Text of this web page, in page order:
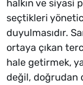
halkın ve siyasi
seçtikleri
duyulmasıdır.
ortaya çıkan
hale getirmek,
değil, doğrudan